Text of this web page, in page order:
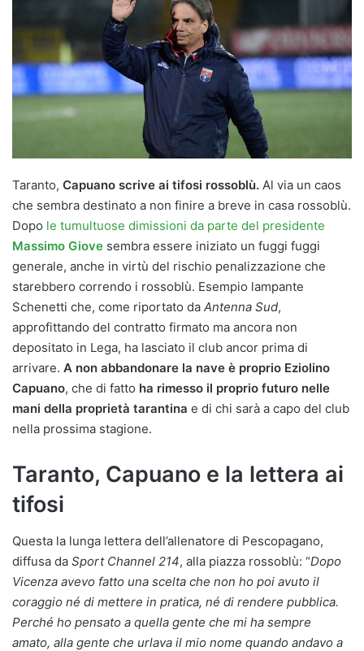
Taranto, Capuano scrive ai tifosi rossoblù. Al via un caos
che sembra destinato a non finire a breve in casa rossoblù.
Dopo le tumultuose dimissioni da parte del presidente
Massimo Giove sembra essere iniziato un fuggi fuggi
generale, anche in virtù del rischio penalizzazione che
starebbero correndo i rossoblù. Esempio lampante
Schenetti che, come riportato da Antenna Sud,
approfittando del contratto firmato ma ancora non
depositato in Lega, ha lasciato il club ancor prima di
arrivare. A non abbandonare la nave è proprio Eziolino
Capuano, che di fatto ha rimesso il proprio futuro nelle
mani della proprietà tarantina e di chi sarà a capo del club
nella prossima stagione.
Taranto, Capuano e la lettera ai
tifosi
Questa la lunga lettera dell’allenatore di Pescopagano,
diffusa da Sport Channel 214, alla piazza rossoblù: “Dopo
Vicenza avevo fatto una scelta che non ho poi avuto il
coraggio né di mettere in pratica, né di rendere pubblica.
Perché ho pensato a quella gente che mi ha sempre
amato, alla gente che urlava il mio nome quando andavo a